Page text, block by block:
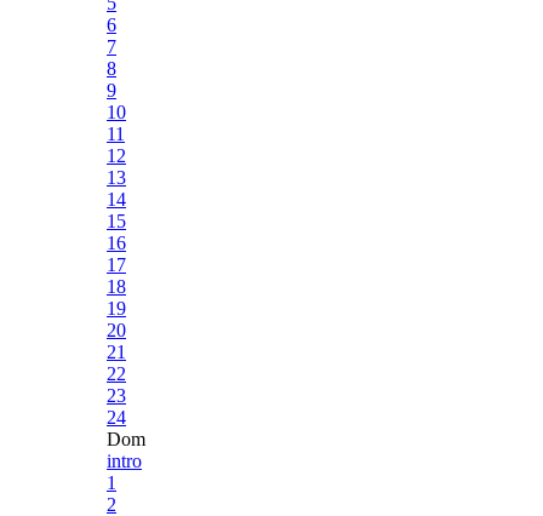
6
7
8
9
10
11
12
13
14
15
16
17
18
19
20
21
22
23
24
Dom
intro
1
2